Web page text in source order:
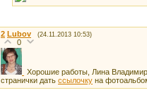
2 Lubоv (24.11.2013 10:53)
0
Хорошие работы, Лина
странички дать ссылочку на